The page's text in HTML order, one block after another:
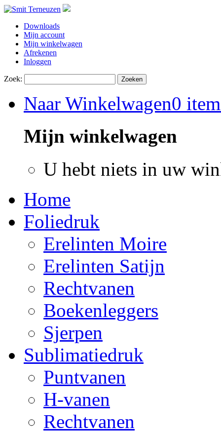
Downloads
Mijn account
Mijn winkelwagen
Afrekenen
Inloggen
Zoek: Zoeken
Naar Winkelwagen0
Mijn winkelwagen
U hebt niets in uw
Home
Foliedruk
Erelinten Moire
Erelinten Satijn
Rechtvanen
Boekenleggers
Sjerpen
Sublimatiedruk
Puntvanen
H-vanen
Rechtvanen